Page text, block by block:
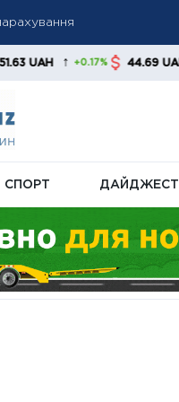
процедуру
44.69 UAH ↓ -0.13%
СПОРТ ДАЙДЖЕСТ